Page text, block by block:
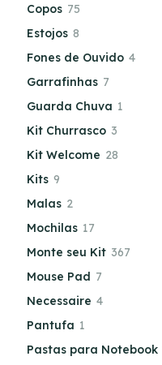
Copos 75
Estojos 8
Fones de Ouvido 4
Garrafinhas 7
Guarda Chuva 1
Kit Churrasco 3
Kit Welcome 28
Kits 9
Malas 2
Mochilas 17
Monte seu Kit 367
Mouse Pad 7
Necessaire 4
Pantufa 1
Pastas para Notebook